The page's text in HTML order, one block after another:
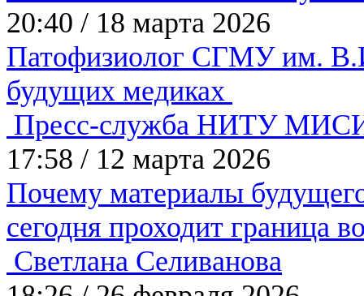
20:40 / 18 марта 2026
Патофизиолог СГМУ им.
будущих медиках
Пресс-служба НИТУ
17:58 / 12 марта 2026
Почему материалы
сегодня проходит граница
Светлана Селиванова